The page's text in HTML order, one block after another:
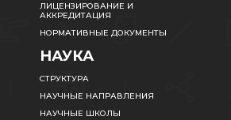
ЛИЦЕНЗИРОВАНИЕ И
АККРЕДИТАЦИЯ
НОРМАТИВНЫЕ ДОКУМЕНТЫ
НАУКА
СТРУКТУРА
НАУЧНЫЕ НАПРАВЛЕНИЯ
НАУЧНЫЕ ШКОЛЫ